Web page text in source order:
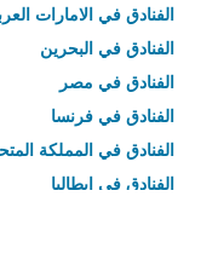
الفنادق في الامارات
الفنادق في البحرين
الفنادق في مصر
الفنادق في فرنسا
الفنادق في المملكة
الفنادق في إيطاليا